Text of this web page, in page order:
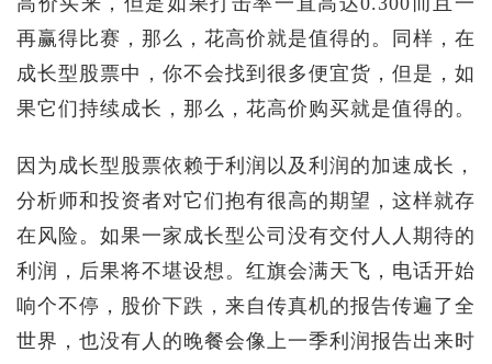
再赢得比赛，那么，花高价就是值得的。同样，在
成长型股票中，你不会找到很多便宜货，但是，如
果它们持续成长，那么，花高价购买就是值得的。
因为成长型股票依赖于利润以及利润的加速成长，
分析师和投资者对它们抱有很高的期望，这样就存
在风险。如果一家成长型公司没有交付人人期待的
利润，后果将不堪设想。红旗会满天飞，电话开始
响个不停，股价下跌，来自传真机的报告传遍了全
世界，也没有人的晚餐会像上一季利润报告出来时